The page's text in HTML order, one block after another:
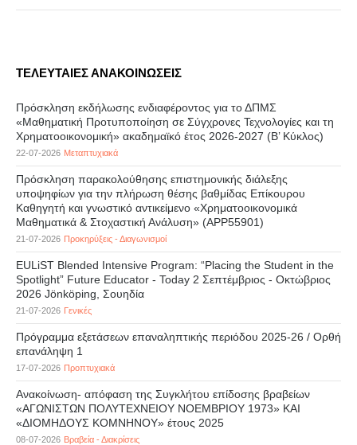
ΤΕΛΕΥΤΑΙΕΣ ΑΝΑΚΟΙΝΩΣΕΙΣ
Πρόσκληση εκδήλωσης ενδιαφέροντος για το ΔΠΜΣ
«Μαθηματική Προτυποποίηση σε Σύγχρονες Τεχνολογίες και τη
Χρηματοοικονομική» ακαδημαϊκό έτος 2026-2027 (B’ Kύκλος)
22-07-2026 Μεταπτυχιακά
Πρόσκληση παρακολούθησης επιστημονικής διάλεξης
υποψηφίων για την πλήρωση θέσης βαθμίδας Επίκουρου
Καθηγητή και γνωστικό αντικείμενο «Χρηματοοικονομικά
Μαθηματικά & Στοχαστική Ανάλυση» (APP55901)
21-07-2026 Προκηρύξεις - Διαγωνισμοί
EULiST Blended Intensive Program: “Placing the Student in the
Spotlight” Future Educator - Today 2 Σεπτέμβριος - Οκτώβριος
2026 Jönköping, Σουηδία
21-07-2026 Γενικές
Πρόγραμμα εξετάσεων επαναληπτικής περιόδου 2025-26 / Ορθή
επανάληψη 1
17-07-2026 Προπτυχιακά
Ανακοίνωση- απόφαση της Συγκλήτου επίδοσης βραβείων
«ΑΓΩΝΙΣΤΩΝ ΠΟΛΥΤΕΧΝΕΙΟΥ ΝΟΕΜΒΡΙΟΥ 1973» ΚΑΙ
«ΔΙΟΜΗΔΟΥΣ ΚΟΜΝΗΝΟΥ» έτους 2025
08-07-2026 Βραβεία - Διακρίσεις